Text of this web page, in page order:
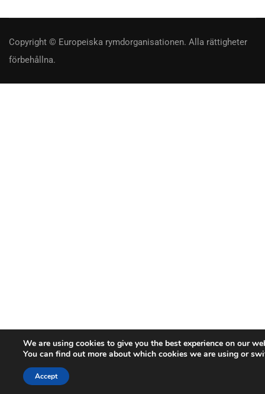
Copyright © Europeiska rymdorganisationen. Alla rättigheter
förbehållna.
We are using cookies to give you the best experience on our
You can find out more about which cookies we are using or
Accept